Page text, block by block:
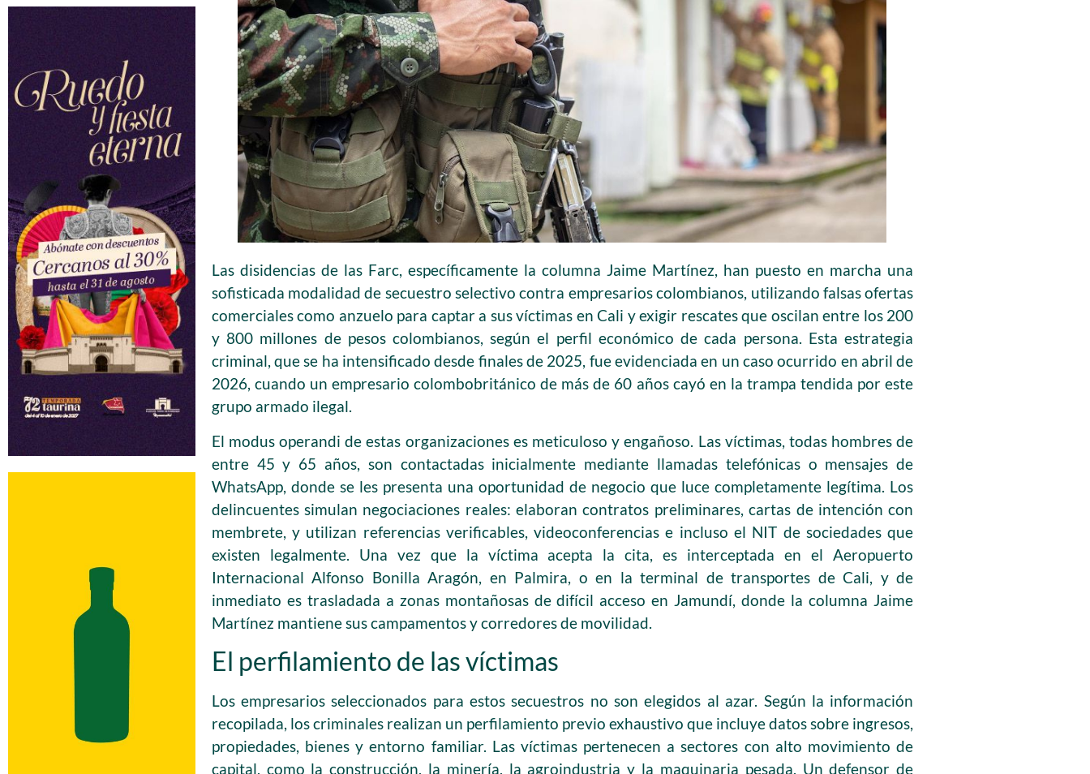
Las disidencias de las Farc, específicamente la columna Jaime Martínez, han puesto en marcha una
sofisticada modalidad de secuestro selectivo contra empresarios colombianos, utilizando falsas ofertas
comerciales como anzuelo para captar a sus víctimas en Cali y exigir rescates que oscilan entre los 200
y 800 millones de pesos colombianos, según el perfil económico de cada persona. Esta estrategia
criminal, que se ha intensificado desde finales de 2025, fue evidenciada en un caso ocurrido en abril de
2026, cuando un empresario colombobritánico de más de 60 años cayó en la trampa tendida por este
grupo armado ilegal.
El modus operandi de estas organizaciones es meticuloso y engañoso. Las víctimas, todas hombres de
entre 45 y 65 años, son contactadas inicialmente mediante llamadas telefónicas o mensajes de
WhatsApp, donde se les presenta una oportunidad de negocio que luce completamente legítima. Los
delincuentes simulan negociaciones reales: elaboran contratos preliminares, cartas de intención con
membrete, y utilizan referencias verificables, videoconferencias e incluso el NIT de sociedades que
existen legalmente. Una vez que la víctima acepta la cita, es interceptada en el Aeropuerto
Internacional Alfonso Bonilla Aragón, en Palmira, o en la terminal de transportes de Cali, y de
inmediato es trasladada a zonas montañosas de difícil acceso en Jamundí, donde la columna Jaime
Martínez mantiene sus campamentos y corredores de movilidad.
El perfilamiento de las víctimas
Los empresarios seleccionados para estos secuestros no son elegidos al azar. Según la información
recopilada, los criminales realizan un perfilamiento previo exhaustivo que incluye datos sobre ingresos,
propiedades, bienes y entorno familiar. Las víctimas pertenecen a sectores con alto movimiento de
capital, como la construcción, la minería, la agroindustria y la maquinaria pesada. Un defensor de